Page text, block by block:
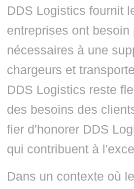
DDS Logistics fournit
entreprises ont
nécessaires à une
chargeurs et
DDS Logistics reste
des besoins des
fier d'honorer DDS
qui contribuent à
Dans un contexte où